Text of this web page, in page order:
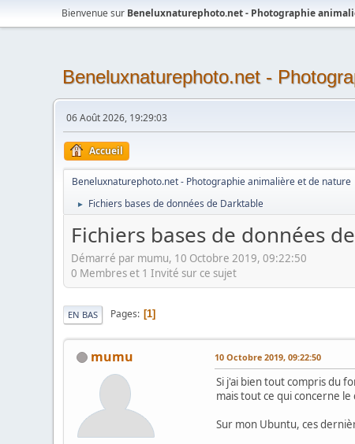
Bienvenue sur Beneluxnaturephoto.net - Photographie
Beneluxnaturephoto.net -
06 Août 2026, 19:29:03
Accueil
Beneluxnaturephoto.net - Photographie animalière et de nature
► Fichiers bases de données de Darktable
Fichiers bases de données
Démarré par mumu, 10 Octobre 2019, 09:22:50
0 Membres et 1 Invité sur ce sujet
EN BAS Pages 1
mumu 10 Octobre 2019, 09:22:50
Si j'ai bien tout compris du
mais tout ce qui concerne
Sur mon Ubuntu, ces